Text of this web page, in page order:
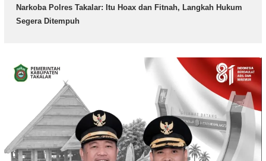
Narkoba Polres Takalar: Itu Hoax dan Fitnah, Langkah Hukum
Segera Ditempuh